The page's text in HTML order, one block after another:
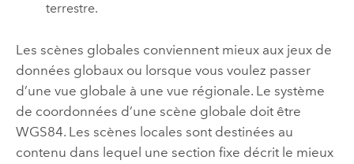
terrestre.
Les scènes globales conviennent mieux aux jeux de
données globaux ou lorsque vous voulez passer
d’une vue globale à une vue régionale. Le système
de coordonnées d’une scène globale doit être
WGS84. Les scènes locales sont destinées au
contenu dans lequel une section fixe décrit le mieux